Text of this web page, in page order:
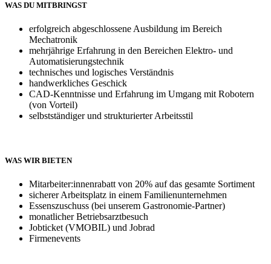
WAS DU MITBRINGST
erfolgreich abgeschlossene Ausbildung im Bereich
Mechatronik
mehrjährige Erfahrung in den Bereichen Elektro- und
Automatisierungstechnik
technisches und logisches Verständnis
handwerkliches Geschick
CAD-Kenntnisse und Erfahrung im Umgang mit Robotern
(von Vorteil)
selbstständiger und strukturierter Arbeitsstil
WAS WIR BIETEN
Mitarbeiter:innenrabatt von 20% auf das gesamte Sortiment
sicherer Arbeitsplatz in einem Familienunternehmen
Essenszuschuss (bei unserem Gastronomie-Partner)
monatlicher Betriebsarztbesuch
Jobticket (VMOBIL) und Jobrad
Firmenevents